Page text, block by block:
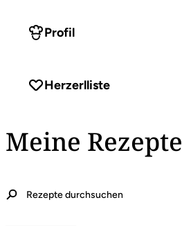
Profil
Herzerlliste
Meine Rezepte